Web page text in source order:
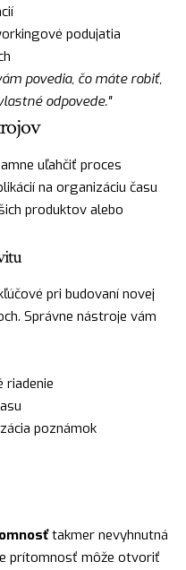
podujatia
povedia, čo máte robiť,
odpovede."
uľahčiť proces
na organizáciu času
produktov alebo
pri budovaní novej
Správne nástroje vám
riadenie
poznámok
takmer nevyhnutná
prítomnosť môže otvoriť